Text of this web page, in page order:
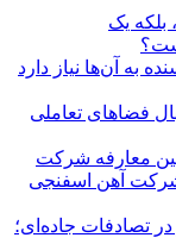
بلکه یک
فضاهای تعاملی
معارفه شرکت
شرکت آهن اسفنجی
تصادفات جاده‌ای؛